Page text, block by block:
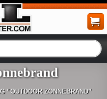
“OUTDOOR ZONNEBRAND”